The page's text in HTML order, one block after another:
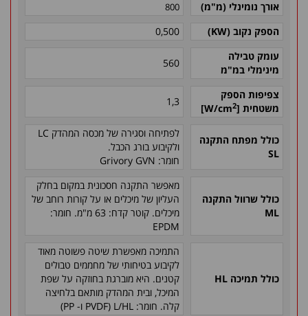
אורך נומינלי (מ"מ)
800
הספק נקוב (KW
)
0,500
עומק טבילה
מינימלי במ"מ
560
צפיפות הספק
משטחית [
W/cm2
]
1,3
כולל מפתח התקנה
SL
לפתיחה וסגירה של מכסה המהדק LC
ולקיבוע בורג הכבל.
חומר: Grivory GVN
כולל שרוול התקנה
ML
מאפשר התקנה חסכונית במקום בחלק
העליון של מיכלים או על קורות רוחב של
מיכלים. קוטר קדח: 63 מ"מ. חומר:
EPDM
כולל תמיכה HL
התמיכה מאפשרת שיטה פשוטה מאוד
לקיבוע בטיחותי של מחממים טבולים
קטנים. היא מוברגת בחוזקה על שפת
המיכל, ובית המהדק מותאם בלחיצה
קלה. חומר:
PP ו- PVDF( L/HL
)